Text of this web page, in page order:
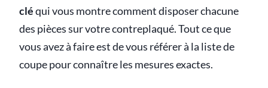
cléqui vous montre comment disposer chacune
des pièces sur votre contreplaqué. Tout ce que
vous avez à faire est de vous référer à la liste de
coupe pour connaître les mesures exactes.